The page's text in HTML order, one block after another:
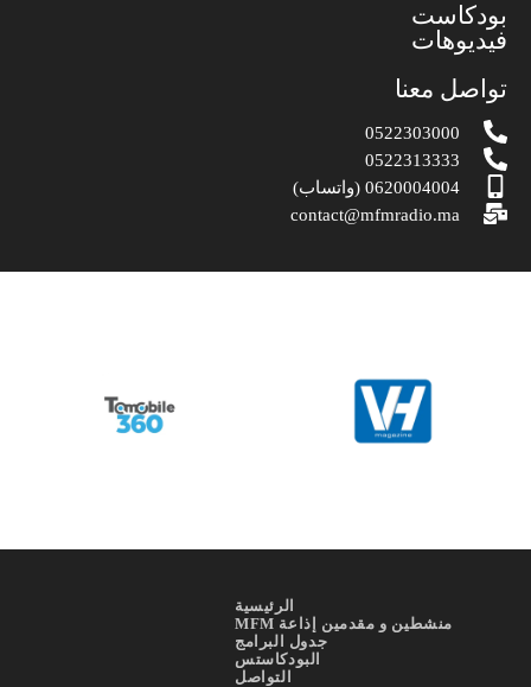
بودكاست
فيديوهات
تواصل معنا
0522303000
0522313333
0620004004 (واتساب)
contact@mfmradio.ma
الرئيسية
منشطين و مقدمين إذاعة MFM
جدول البرامج
البودكاستس
التواصل